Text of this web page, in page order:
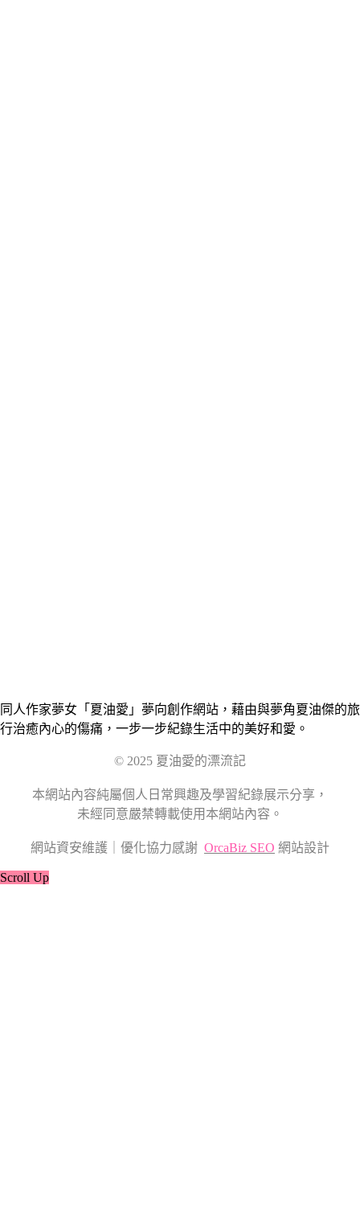
同人作家夢女「夏油愛」夢向創作網站，藉由與夢角夏油傑的旅
行治癒內心的傷痛，一步一步紀錄生活中的美好和愛。
© 2025 夏油愛的漂流記
本網站內容純屬個人日常興趣及學習紀錄展示分享，
未經同意嚴禁轉載使用本網站內容。
網站資安維護｜優化協力感謝 OrcaBiz SEO 網站設計
Scroll Up